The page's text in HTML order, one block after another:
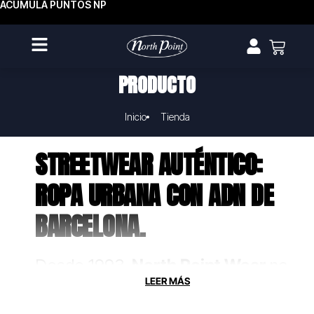
ACUMULA PUNTOS NP
PRODUCTO
Inicio Tienda
STREETWEAR AUTÉNTICO:
ROPA URBANA CON ADN DE
BARCELONA.
solo fabrica ropa, crea uniformes